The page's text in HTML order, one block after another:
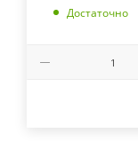
Достаточно